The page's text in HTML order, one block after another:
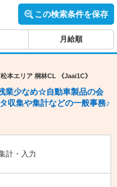
この検索条件を保存
月給順
本エリア 桐林CL 《Jaai1C》
業少なめ☆自動車製品の会
収集や集計などの一般事務♪
計・入力